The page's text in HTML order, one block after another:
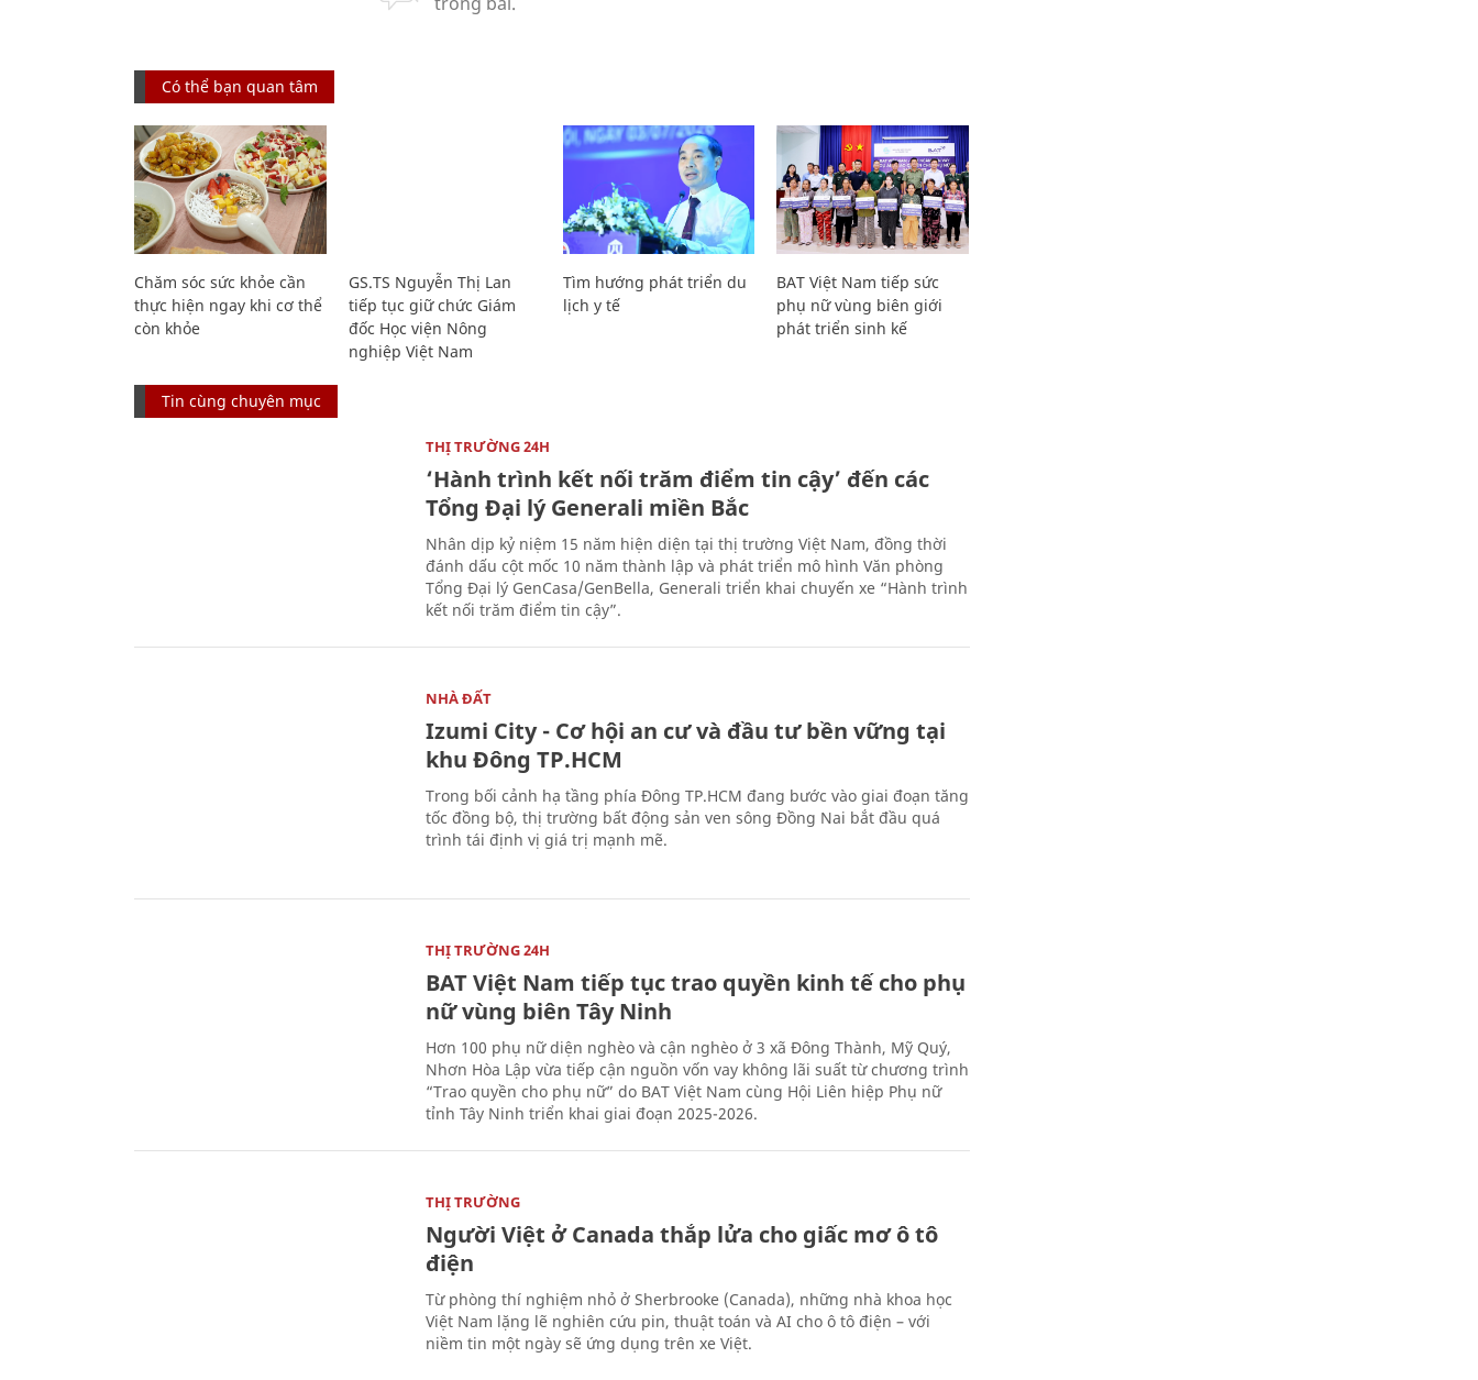
Có thể bạn quan tâm
Chăm sóc sức khỏe cần
thực hiện ngay khi cơ thể
còn khỏe
GS.TS Nguyễn Thị Lan
tiếp tục giữ chức Giám
đốc Học viện Nông
nghiệp Việt Nam
Tìm hướng phát triển du
lịch y tế
BAT Việt Nam tiếp sức
phụ nữ vùng biên giới
phát triển sinh kế
Tin cùng chuyên mục
THỊ TRƯỜNG 24H
‘Hành trình kết nối trăm điểm tin cậy’ đến các
Tổng Đại lý Generali miền Bắc
Nhân dịp kỷ niệm 15 năm hiện diện tại thị trường Việt Nam, đồng thời
đánh dấu cột mốc 10 năm thành lập và phát triển mô hình Văn phòng
Tổng Đại lý GenCasa/GenBella, Generali triển khai chuyến xe “Hành trình
kết nối trăm điểm tin cậy”.
NHÀ ĐẤT
Izumi City - Cơ hội an cư và đầu tư bền vững tại
khu Đông TP.HCM
Trong bối cảnh hạ tầng phía Đông TP.HCM đang bước vào giai đoạn tăng
tốc đồng bộ, thị trường bất động sản ven sông Đồng Nai bắt đầu quá
trình tái định vị giá trị mạnh mẽ.
THỊ TRƯỜNG 24H
BAT Việt Nam tiếp tục trao quyền kinh tế cho phụ
nữ vùng biên Tây Ninh
Hơn 100 phụ nữ diện nghèo và cận nghèo ở 3 xã Đông Thành, Mỹ Quý,
Nhơn Hòa Lập vừa tiếp cận nguồn vốn vay không lãi suất từ chương trình
“Trao quyền cho phụ nữ” do BAT Việt Nam cùng Hội Liên hiệp Phụ nữ
tỉnh Tây Ninh triển khai giai đoạn 2025-2026.
THỊ TRƯỜNG
Người Việt ở Canada thắp lửa cho giấc mơ ô tô
điện
Từ phòng thí nghiệm nhỏ ở Sherbrooke (Canada), những nhà khoa học
Việt Nam lặng lẽ nghiên cứu pin, thuật toán và AI cho ô tô điện – với
niềm tin một ngày sẽ ứng dụng trên xe Việt.